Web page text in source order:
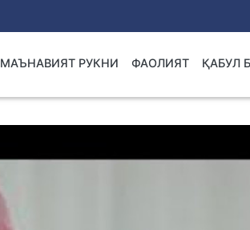
МАЪНАВИЯТ РУКНИ ФАОЛИЯТ ҚАБУЛ